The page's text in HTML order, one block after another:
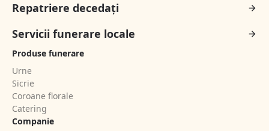
Repatriere decedați
Servicii funerare locale
Produse funerare
Urne
Sicrie
Coroane florale
Catering
Companie